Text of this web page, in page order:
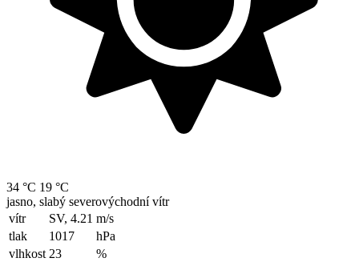
34 °C 19 °C
jasno, slabý severovýchodní vítr
vítr
SV, 4.21 m/s
tlak
1017
hPa
vlhkost 23 %